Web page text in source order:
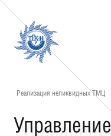
Реализация неликвидных ТМЦ